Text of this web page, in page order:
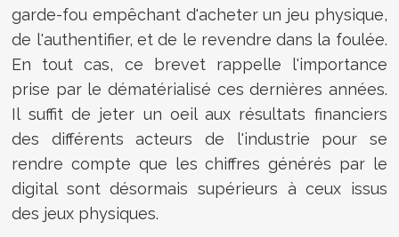
garde-fou empêchant d'acheter un jeu physique,
de l'authentifier, et de le revendre dans la foulée.
En tout cas, ce brevet rappelle l'importance
prise par le dématérialisé ces dernières années.
Il suffit de jeter un oeil aux résultats financiers
des différents acteurs de l'industrie pour se
rendre compte que les chiffres générés par le
digital sont désormais supérieurs à ceux issus
des jeux physiques.